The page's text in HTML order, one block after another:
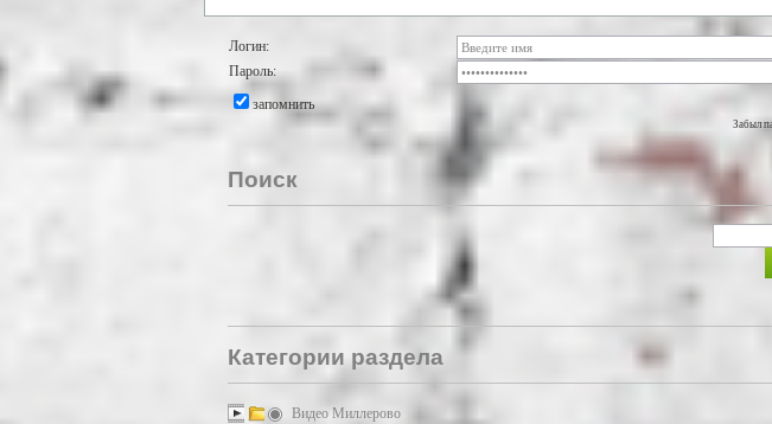
Логин:
Пароль:
запомнить
Забыл
Поиск
Категории раздела
Видео Миллерово